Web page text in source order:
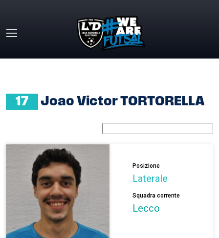
17 Joao Victor TORTORELLA
Posizione
Laterale
Squadra corrente
Lecco